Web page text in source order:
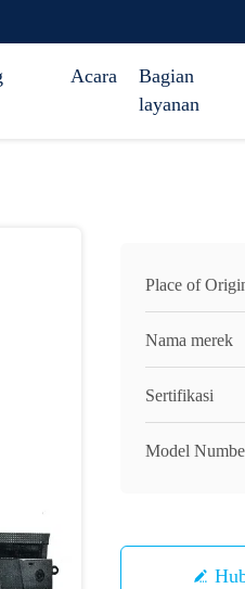
Acara
Bagian
layanan
Place of
Nama merek
Sertifikasi
Model